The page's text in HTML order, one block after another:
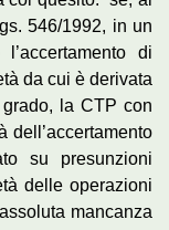
546/1992, in un
di
da cui è derivata
la CTP con
dell’accertamento
su presunzioni
delle operazioni
mancanza